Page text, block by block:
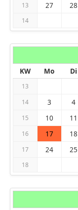
13 27 28
14
KW
Mo Di
13
14 3 4
15 10 11
16 17 18
17 24 25
18